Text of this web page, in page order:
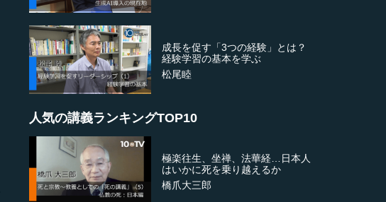
成長を促す「3つの経験」とは？
経験学習の基本を学ぶ
松尾睦
人気の講義ランキングTOP10
極楽往生、坐禅、法華経…日本人
はいかに死を乗り越えるか
橋爪大三郎